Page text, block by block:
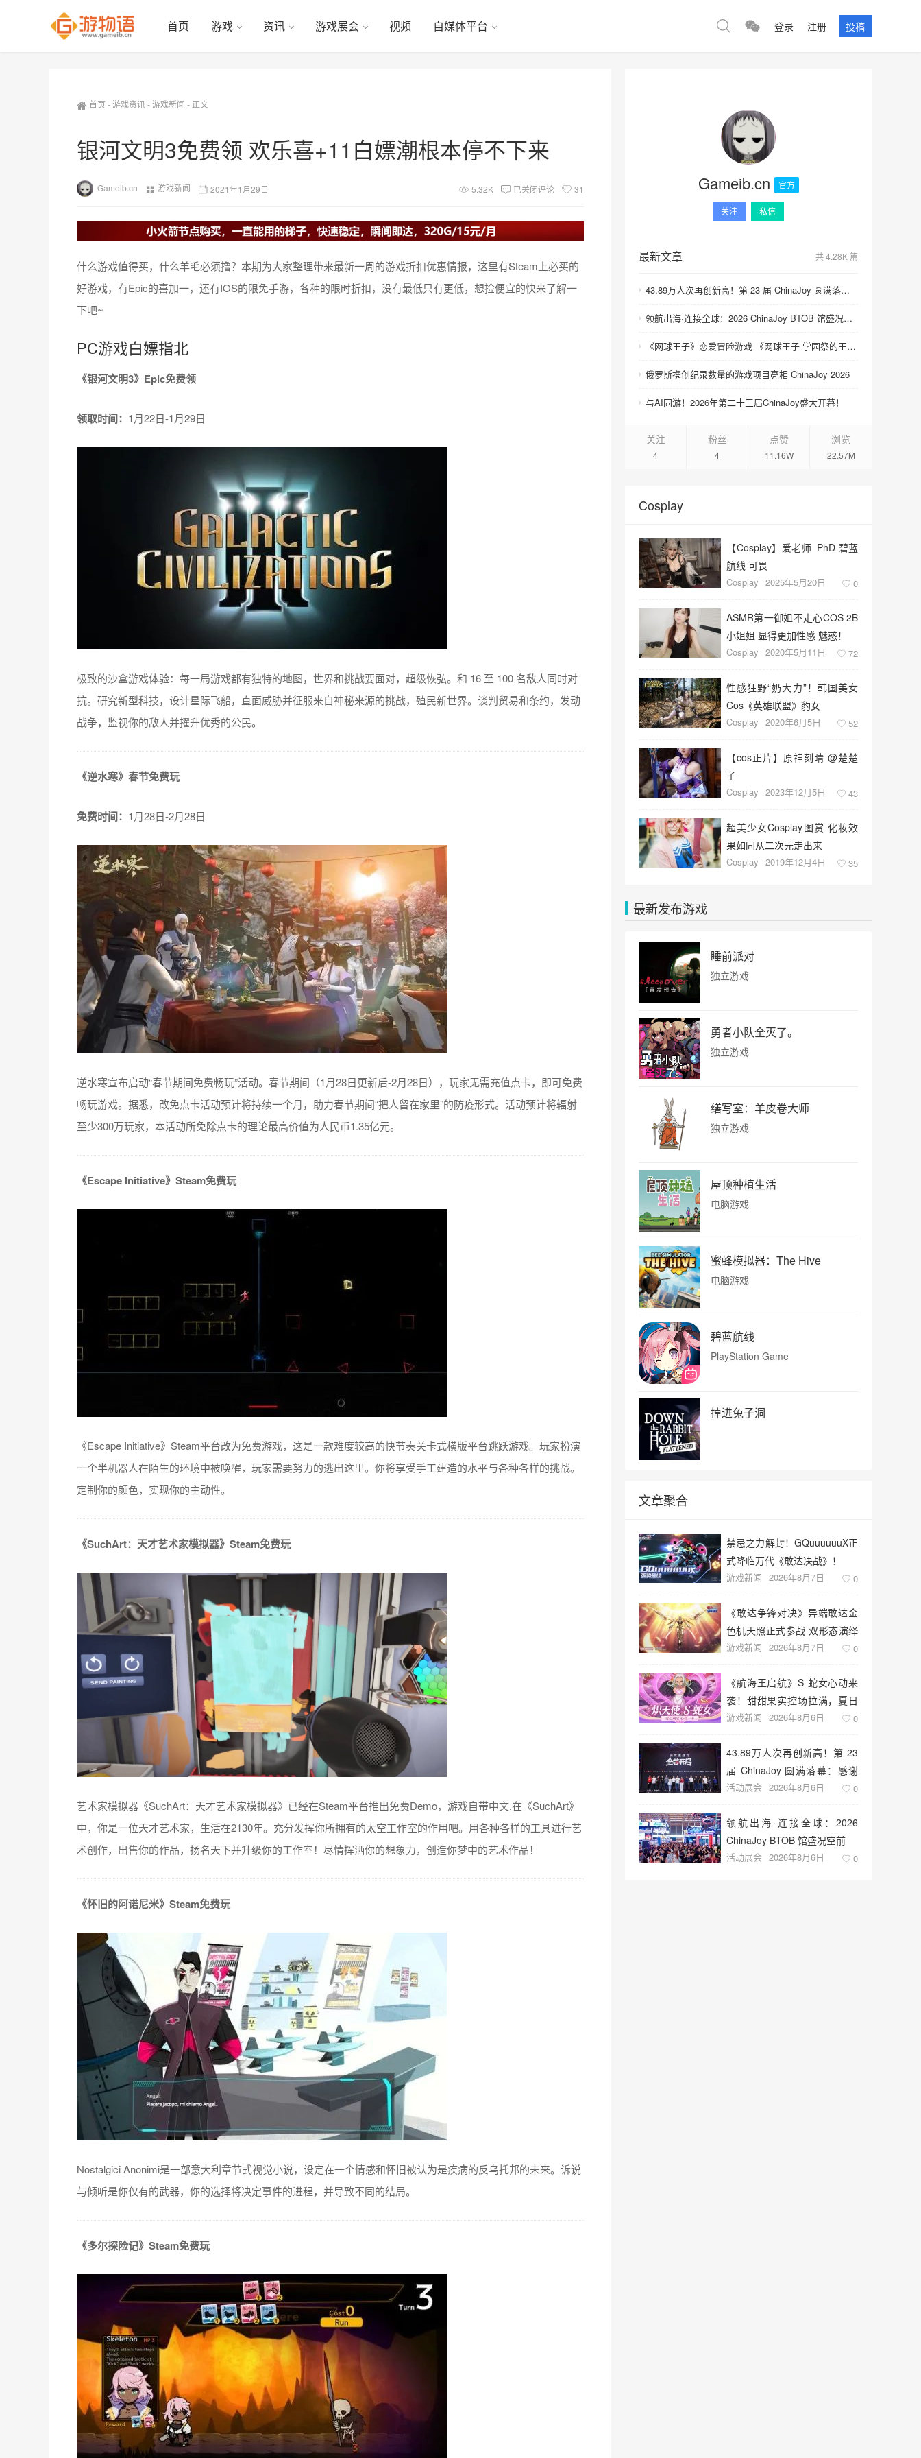
首页 游戏 资讯 游戏展会 视频 自媒体平台 登录 注册 投稿
首页 -游戏资讯-游戏新闻 - 正文
银河文明3免费领 欢乐喜+11白嫖潮根本停不下来
Gameib.cn 游戏新闻 2021年1月29日 5.32K 已关闭评论 31
什么游戏值得买，什么羊毛必须撸？本期为大家整理带来最新一周的游戏折扣优惠情报，这里有Steam上必买的
好游戏，有Epic的喜加一，还有IOS的限免手游，各种的限时折扣，没有最低只有更低，想捡便宜的快来了解一
下吧~
PC游戏白嫖指北
《银河文明3》Epic免费领
领取时间： 1月22日-1月29日
极致的沙盒游戏体验：每一局游戏都有独特的地图，世界和挑战要面对，超级恢弘。和 16 至 100 名敌人同时对
抗。研究新型科技，设计星际飞船，直面威胁并征服来自神秘来源的挑战，殖民新世界。谈判贸易和条约，发动
战争，监视你的敌人并擢升优秀的公民。
《逆水寒》春节免费玩
免费时间： 1月28日-2月28日
逆水寒宣布启动“春节期间免费畅玩”活动。春节期间（1月28日更新后-2月28日），玩家无需充值点卡，即可免费
畅玩游戏。据悉，改免点卡活动预计将持续一个月，助力春节期间“把人留在家里”的防疫形式。活动预计将辐射
至少300万玩家，本活动所免除点卡的理论最高价值为人民币1.35亿元。
《Escape Initiative》Steam免费玩
《Escape Initiative》Steam平台改为免费游戏，这是一款难度较高的快节奏关卡式横版平台跳跃游戏。玩家扮演
一个半机器人在陌生的环境中被唤醒，玩家需要努力的逃出这里。你将享受手工建造的水平与各种各样的挑战。
定制你的颜色，实现你的主动性。
《SuchArt：天才艺术家模拟器》Steam免费玩
艺术家模拟器《SuchArt：天才艺术家模拟器》已经在Steam平台推出免费Demo，游戏自带中文.在《SuchArt》
中，你是一位天才艺术家，生活在2130年。充分发挥你所拥有的太空工作室的作用吧。用各种各样的工具进行艺
术创作，出售你的作品，扬名天下并升级你的工作室！尽情挥洒你的想象力，创造你梦中的艺术作品！
《怀旧的阿诺尼米》Steam免费玩
Nostalgici Anonimi是一部意大利章节式视觉小说，设定在一个情感和怀旧被认为是疾病的反乌托邦的未来。诉说
与倾听是你仅有的武器，你的选择将决定事件的进程，并导致不同的结局。
《多尔探险记》Steam免费玩
Gameib.cn 官方
关注 私信
最新文章 共 4.28K 篇
43.89万人次再创新高！第 23 届 ChinaJoy 圆满落幕：感谢有你，共赴这场“与 AI 同游”的盛夏之约
领航出海·连接全球：2026 ChinaJoy BTOB 馆盛况空前
《网球王子》恋爱冒险游戏 《网球王子 学园祭的王子们 ♡-40 and more…》与《网球王子 心跳求生 Tie break ♡game》发售
俄罗斯携创纪录数量的游戏项目亮相 ChinaJoy 2026
与AI同游！2026年第二十三届ChinaJoy盛大开幕！
关注
4
粉丝
4
点赞
11.16W
浏览
22.57M
Cosplay
【Cosplay】爱老师_PhD 碧蓝
航线 可畏
Cosplay 2025年5月20日 0
ASMR第一御姐不走心COS 2B
小姐姐 显得更加性感 魅惑！
Cosplay 2020年5月11日 72
性感狂野“奶大力”！韩国美女
Cos《英雄联盟》豹女
Cosplay 2020年6月5日 52
【cos正片】原神刻晴 @楚楚
子
Cosplay 2023年12月5日 43
超美少女Cosplay图赏 化妆效
果如同从二次元走出来
Cosplay 2019年12月4日 35
最新发布游戏
睡前派对
独立游戏
勇者小队全灭了。
独立游戏
缮写室：羊皮卷大师
独立游戏
屋顶种植生活
电脑游戏
蜜蜂模拟器：The Hive
电脑游戏
碧蓝航线
PlayStation Game
掉进兔子洞
文章聚合
禁忌之力解封！GQuuuuuuX正
式降临万代《敢达决战》！
游戏新闻 2026年8月7日 0
《敢达争锋对决》异端敢达金
色机天照正式参战 双形态演绎
空中战技
游戏新闻 2026年8月7日 0
《航海王启航》S-蛇女心动来
袭！甜甜果实控场拉满，夏日
盛宴开启
游戏新闻 2026年8月6日 0
43.89万人次再创新高！第 23
届 ChinaJoy 圆满落幕：感谢
有你，共赴这场“与 AI 同游”的
活动展会 2026年8月6日 0
领航出海·连接全球：2026
ChinaJoy BTOB 馆盛况空前
活动展会 2026年8月6日 0